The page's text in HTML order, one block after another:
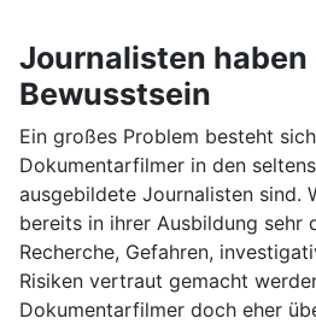
Journalisten haben
Bewusstsein
Ein großes Problem besteht
Dokumentarfilmer in den
ausgebildete Journalisten sind.
bereits in ihrer Ausbildung sehr
Recherche, Gefahren,
Risiken vertraut gemacht
Dokumentarfilmer doch eher